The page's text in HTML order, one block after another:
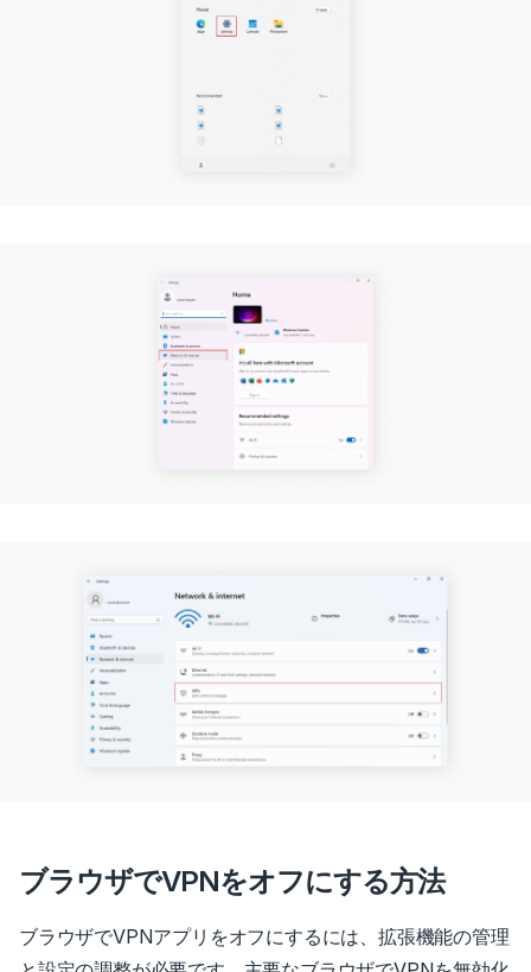
ブラウザでVPNをオフにする方法
ブラウザでVPNアプリをオフにするには、拡張機能の管理